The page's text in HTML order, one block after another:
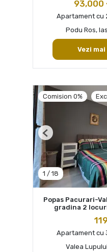
93,000
Apartament cu
Podu Ros,
Vezi
Comision 0%
1 / 18
Previous
Popas Pacurari-
gradina 2
Apartament cu
Valea Lupului